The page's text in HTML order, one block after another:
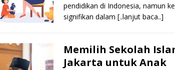
pendidikan di Indonesia, namun
signifikan dalam [..lanjut baca..]
Memilih Sekolah
Jakarta untuk Anak